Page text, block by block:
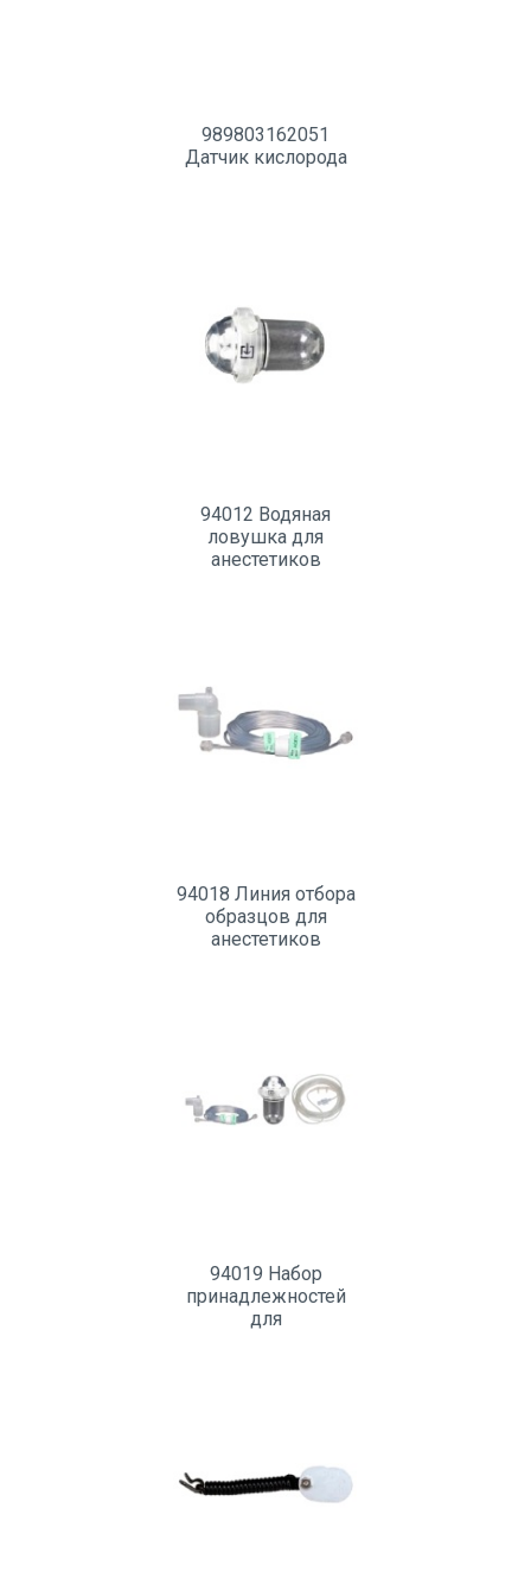
989803162051
Датчик кислорода
94012 Водяная
ловушка для
анестетиков
94018 Линия отбора
образцов для
анестетиков
94019 Набор
принадлежностей
для